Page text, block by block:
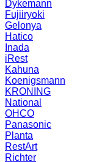
Dykemann
Fujiiryoki
Gelonya
Hatico
Inada
iRest
Kahuna
Koenigsmann
KRONING
National
OHCO
Panasonic
Planta
RestArt
Richter